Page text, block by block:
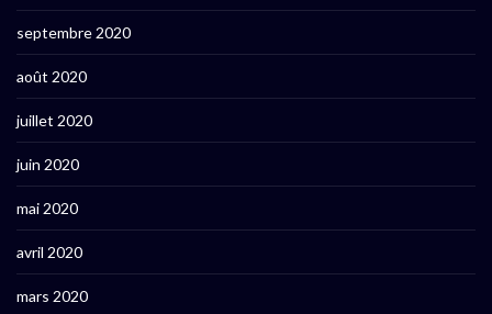
septembre 2020
août 2020
juillet 2020
juin 2020
mai 2020
avril 2020
mars 2020